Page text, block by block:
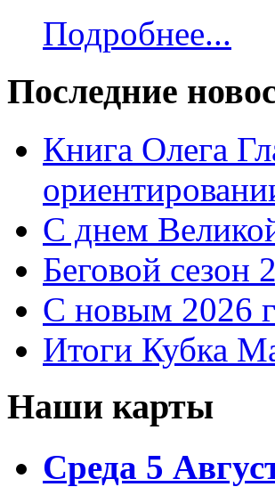
Подробнее...
Последние
Книга Олега
С днем
Беговой сезон
С новым 2026
Итоги Кубка
Наши карты
Среда 5